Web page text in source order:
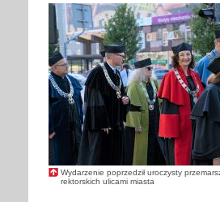
Wydarzenie poprzedził uroczysty
rektorskich ulicami miasta